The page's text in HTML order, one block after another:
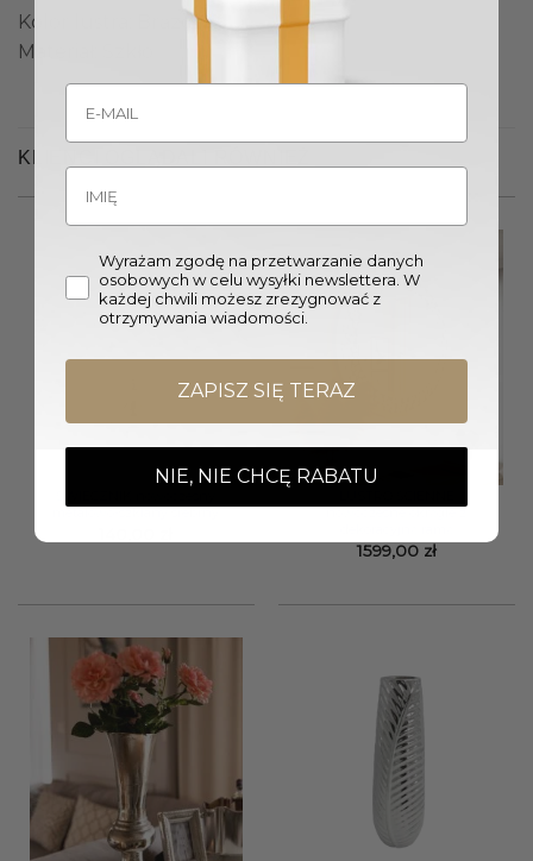
Kolor lustra: Brązowy
Materiał: Szkło
KLIENCI OGLĄDALI RÓWNIEŻ
1599,00 zł
Wyrażam zgodę na przetwarzanie danych
osobowych w celu wysyłki newslettera. W
każdej chwili możesz zrezygnować z
otrzymywania wiadomości.
ZAPISZ SIĘ TERAZ
NIE, NIE CHCĘ RABATU